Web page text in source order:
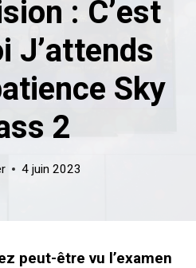
: C’est
J’attends
Sky
2
4 juin 2023
peut-être vu l’examen